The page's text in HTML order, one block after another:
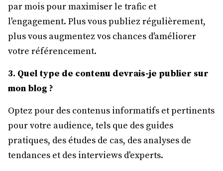
par mois pour maximiser le trafic et
l'engagement. Plus vous publiez régulièrement,
plus vous augmentez vos chances d'améliorer
votre référencement.
3. Quel type de contenu devrais-je publier sur
mon blog ?
Optez pour des contenus informatifs et pertinents
pour votre audience, tels que des guides
pratiques, des études de cas, des analyses de
tendances et des interviews d'experts.